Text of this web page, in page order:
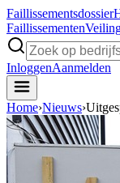
Faillissementsdossier
Faillissementen
InloggenAanmelden
Home›Nieuws›